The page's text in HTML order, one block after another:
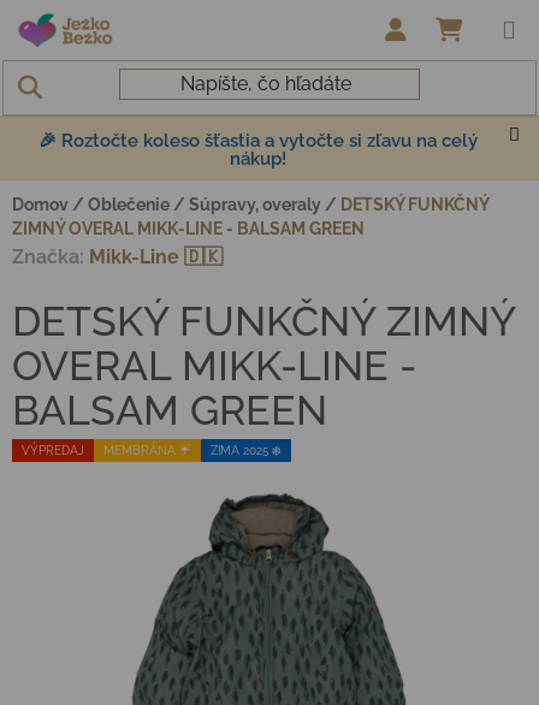
Prejsť na obsah
🎉 Roztočte koleso šťastia a vytočte si zľavu na celý
nákup!
Domov / Oblečenie / Súpravy, overaly / DETSKÝ FUNKČNÝ
ZIMNÝ OVERAL MIKK-LINE - BALSAM GREEN
VÝPREDAJ MEMBRÁNA ☔️ ZIMA 2025 ❄️
DETSKÝ FUNKČNÝ ZIMNÝ
OVERAL MIKK-LINE -
BALSAM GREEN
Značka: Mikk-Line 🇩🇰